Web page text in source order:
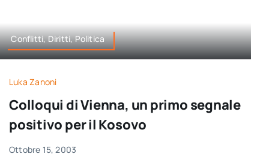
Conflitti, Diritti, Politica
Luka Zanoni
Colloqui di Vienna, un primo segnale
positivo per il Kosovo
Ottobre 15, 2003